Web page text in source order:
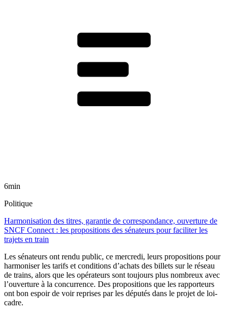
6min
Politique
Harmonisation des titres, garantie de correspondance, ouverture de
SNCF Connect : les propositions des sénateurs pour faciliter les
trajets en train
Les sénateurs ont rendu public, ce mercredi, leurs propositions pour
harmoniser les tarifs et conditions d’achats des billets sur le réseau
de trains, alors que les opérateurs sont toujours plus nombreux avec
l’ouverture à la concurrence. Des propositions que les rapporteurs
ont bon espoir de voir reprises par les députés dans le projet de loi-
cadre.